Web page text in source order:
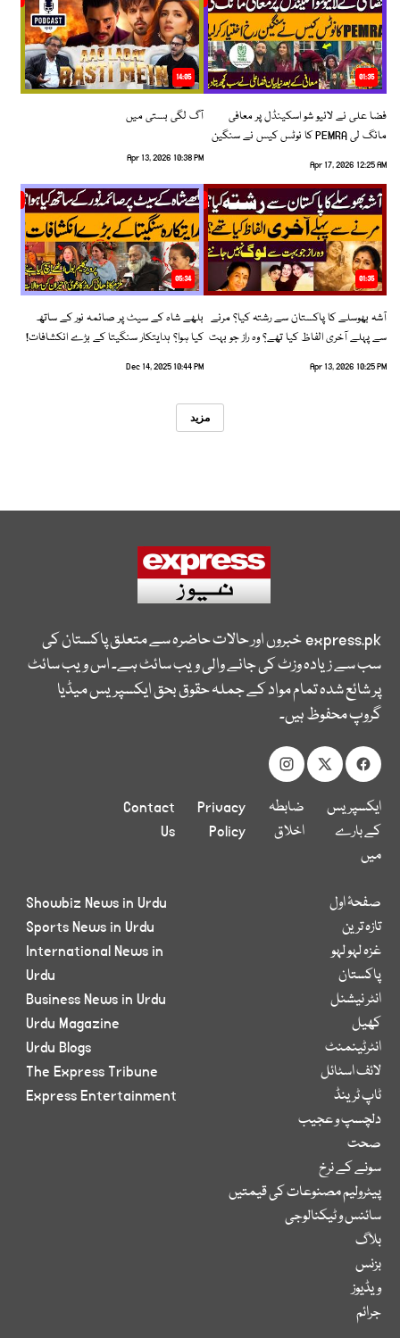
01:35
فضا علی نے لائیو شو اسکینڈل پر معافی
مانگ لی PEMRA کا نوٹس کیس نے سنگین
Apr 17, 2026 12:25 AM
14:05
آگ لگی بستی میں
Apr 13, 2026 10:38 PM
01:35
آشہ بھوسلے کا پاکستان سے رشتہ کیا؟ مرنے
سے پہلے آخری الفاظ کیا تھے؟ وہ راز جو بہت
Apr 13, 2026 10:25 PM
05:34
بلھے شاہ کے سیٹ پر صائمہ نور کے ساتھ
کیا ہوا؟ ہدایتکار سنگیتا کے بڑے انکشافات!
Dec 14, 2025 10:44 PM
مزید
express.pkخبروں اور حالات حاضرہ سے متعلق پاکستان کی
سب سے زیادہ وزٹ کی جانے والی ویب سائٹ ہے۔ اس ویب سائٹ
پر شائع شدہ تمام مواد کے جملہ حقوق بحق ایکسپریس میڈیا
گروپ محفوظ ہیں۔
ایکسپریس
کے بارے
میں
ضابطہ
اخلاق
Privacy
Policy
Contact
Us
صفحۂ اول
تازہ ترین
غزہ لہو لہو
پاکستان
انٹر نیشنل
کھیل
انٹرٹینمنٹ
لائف اسٹائل
ٹاپ ٹرینڈ
دلچسپ و عجیب
صحت
سونے کے نرخ
پیٹرولیم مصنوعات کی قیمتیں
سائنس و ٹیکنالوجی
بلاگ
بزنس
ویڈیوز
جرائم
Showbiz News in Urdu
Sports News in Urdu
International News in
Urdu
Business News in Urdu
Urdu Magazine
Urdu Blogs
The Express Tribune
Express Entertainment